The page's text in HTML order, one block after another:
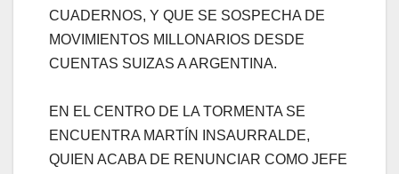
CUADERNOS, Y QUE SE SOSPECHA DE
MOVIMIENTOS MILLONARIOS DESDE
CUENTAS SUIZAS A ARGENTINA.
EN EL CENTRO DE LA TORMENTA SE
ENCUENTRA MARTÍN INSAURRALDE,
QUIEN ACABA DE RENUNCIAR COMO JEFE